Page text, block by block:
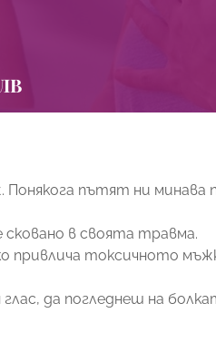
пътят ни
в своята травма.
привлича токсичното
да погледнеш на